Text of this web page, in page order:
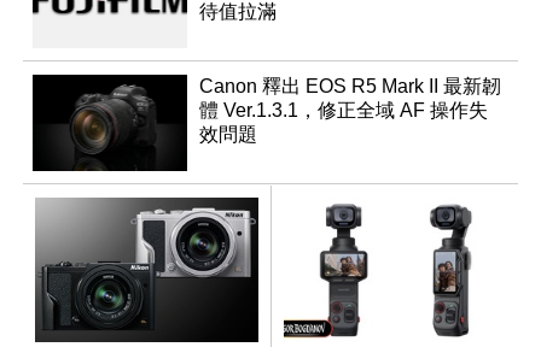
待值拉滿
Canon 釋出 EOS R5 Mark II 最新韌
體 Ver.1.3.1，修正全域 AF 操作失
效問題